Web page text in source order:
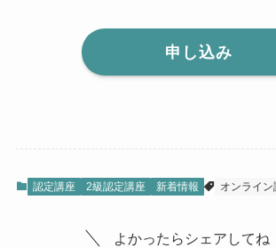
申し込み
認定講座 2級認定講座 新着情報 オンライン
よかったらシェアしてね